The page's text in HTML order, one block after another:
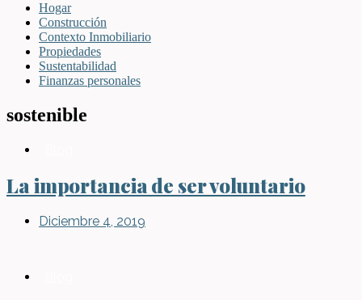
Hogar
Construcción
Contexto Inmobiliario
Propiedades
Sustentabilidad
Finanzas personales
sostenible
La importancia de ser voluntario
Diciembre 4, 2019